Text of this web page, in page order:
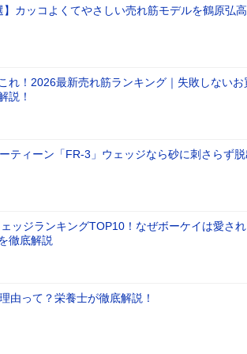
】カッコよくてやさしい売れ筋モデルを鶴原弘高
れ！2026最新売れ筋ランキング｜失敗しないお
説！
ティーン「FR-3」ウェッジなら砂に刺さらず
ッジランキングTOP10！なぜボーケイは愛さ
徹底解説
由って？栄養士が徹底解説！